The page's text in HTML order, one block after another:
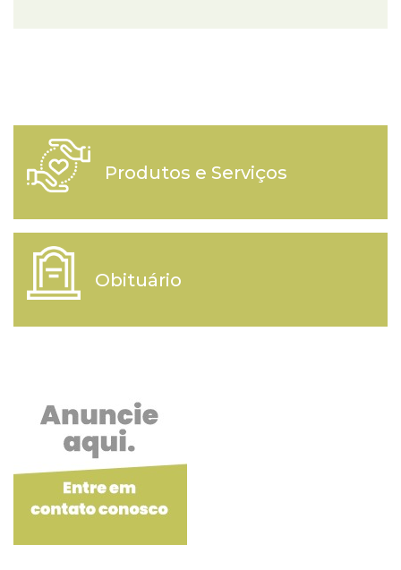
Produtos e Serviços
Obituário